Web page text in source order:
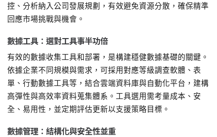
控、分析納入公司發展規劃，有效避免資源分散，確保精準
回應市場挑戰與機會。
數據工具：選對工具事半功倍
有效的數據收集工具和部署，是構建穩健數據基礎的關鍵。
依據企業不同規模與需求，可採用對應等級調查軟體、表
單、行動數據工具等，結合雲端資料庫與自動化平台，建構
高彈性與高效率資料蒐集體系。工具選用需考量成本、安
全、易用性，並定期評估更新以支援策略目標。
數據管理：結構化與安全性並重